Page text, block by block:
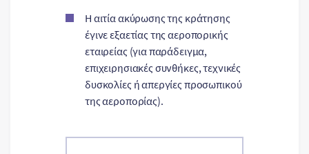
Η αιτία ακύρωσης της κράτησης
έγινε εξαετίας της αεροπορικής
εταιρείας (για παράδειγμα,
επιχειρησιακές συνθήκες, τεχνικές
δυσκολίες ή απεργίες προσωπικού
της αεροπορίας).